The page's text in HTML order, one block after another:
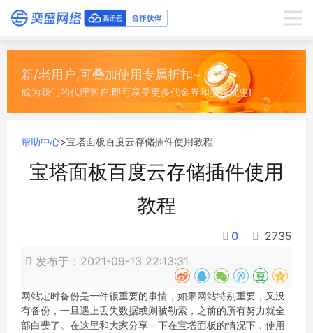
新/老用户,可叠加使用专属折扣~
成为我们的代理客户,即可享受更多代金券和折扣优惠!
帮助中心>宝塔面板百度云存储插件使用教程
宝塔面板百度云存储插件使用
教程
0
2735
发布于：2021-09-13 22:13:31
网站定时备份是一件很重要的事情，如果网站特别重要，又没
有备份，一旦遇上丢失数据或则被勒索，之前的所有努力就全
部白费了。在这里和大家分享一下在宝塔面板的情况下，使用